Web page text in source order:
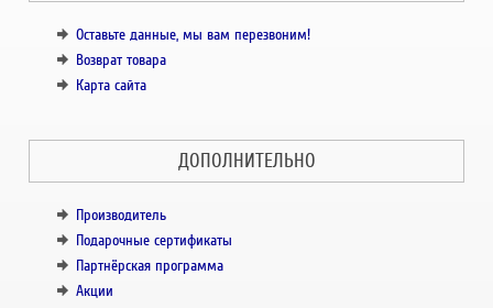
Оставьте данные, мы вам перезвоним!
Возврат товара
Карта сайта
ДОПОЛНИТЕЛЬНО
Производитель
Подарочные сертификаты
Партнёрская программа
Акции